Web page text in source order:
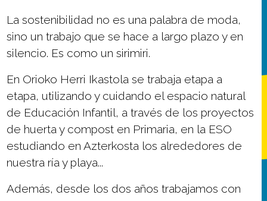
La sostenibilidad no es una palabra de moda,
sino un trabajo que se hace a largo plazo y en
silencio. Es como un sirimiri.
En Orioko Herri Ikastola se trabaja etapa a
etapa, utilizando y cuidando el espacio natural
de Educación Infantil, a través de los proyectos
de huerta y compost en Primaria, en la ESO
estudiando en Azterkosta los alrededores de
nuestra ría y playa...
Además, desde los dos años trabajamos con